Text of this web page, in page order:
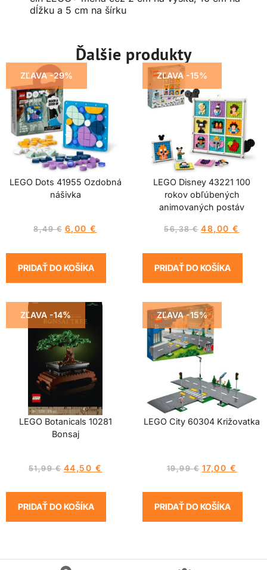
dĺžku a 5 cm na šírku
Ďalšie produkty
ZĽAVA -29%
LEGO Dots 41955 Ozdobná
nášivka
8,49€ 6,00€
PRIDAŤ DO KOŠÍKA
ZĽAVA -15%
LEGO Disney 43221 100
rokov obľúbených
animovaných postáv
56,38€ 48,00€
PRIDAŤ DO KOŠÍKA
ZĽAVA -14%
LEGO Botanicals 10281
Bonsaj
51,99€ 44,50 €
PRIDAŤ DO KOŠÍKA
ZĽAVA -15%
LEGO City 60304 Križovatka
19,99€ 17,00 €
PRIDAŤ DO KOŠÍKA